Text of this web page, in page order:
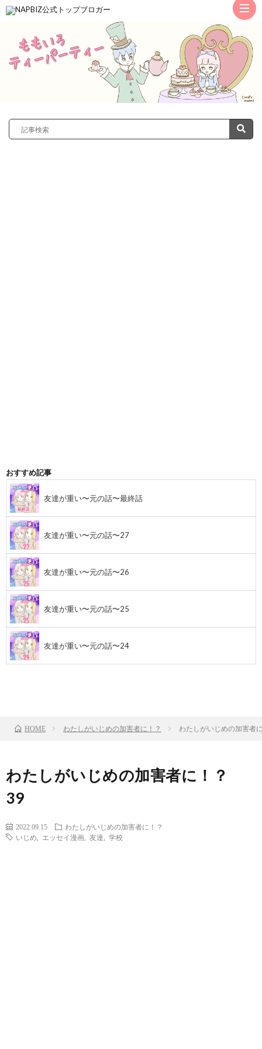
ト
ッ
プ
サ
レ
おすすめ記事
友達が重い〜元の話〜最終話
友達が重い〜元の話〜27
友達が重い〜元の話〜26
友達が重い〜元の話〜25
友達が重い〜元の話〜24
HOME わたしがいじめの加害者に！？ わたしがいじめの加害
わたしがいじめの加害者に！？
39
2022.09.15
わたしがいじめの加害者に！？
いじめ
エッセイ漫画 友達 学校